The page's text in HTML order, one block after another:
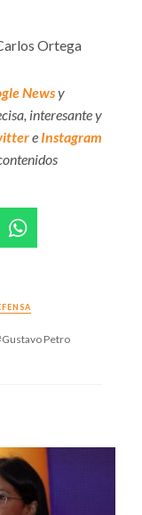
Ortega
Newsy
interesante y
e Instagram
Gustavo Petro